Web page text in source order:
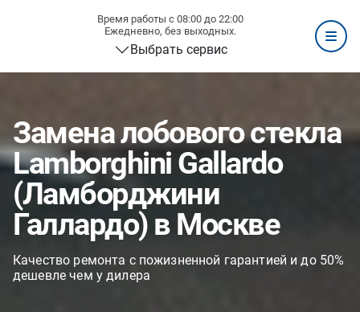
Время работы с 08:00 до 22:00
Ежедневно, без выходных.
Выбрать сервис
Замена лобового стекла
Lamborghini Gallardo
(Ламборджини
Галлардо) в Москве
Качество ремонта с пожизненной гарантией и до 50%
дешевле чем у дилера